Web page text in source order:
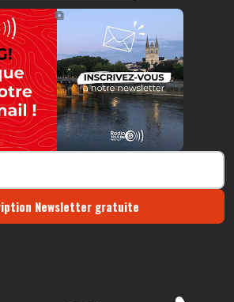
https://radio-g.fr?19534
⧉
Newsletter gratuite